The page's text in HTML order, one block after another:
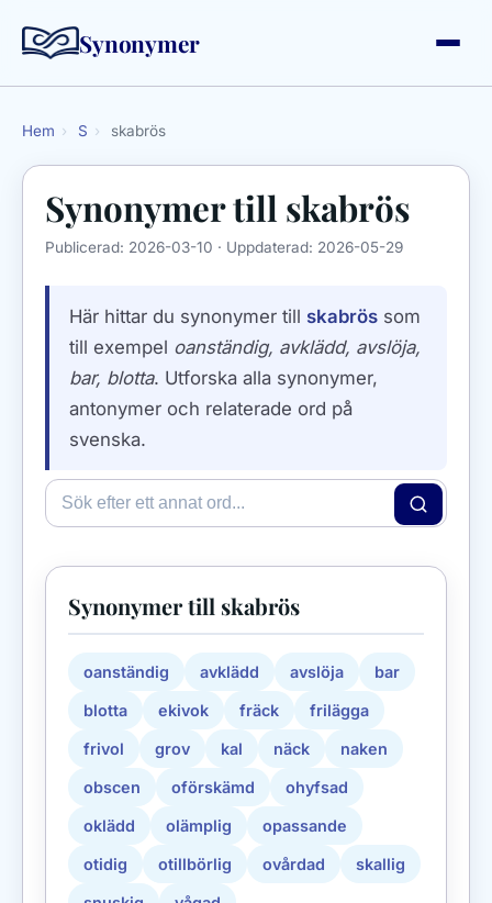
Synonymer
Hem › S › skabrös
Synonymer till skabrös
Publicerad: 2026-03-10 · Uppdaterad: 2026-05-29
Här hittar du synonymer till skabrös som
till exempel oanständig, avklädd, avslöja,
bar, blotta. Utforska alla synonymer,
antonymer och relaterade ord på
svenska.
Synonymer till skabrös
oanständig avklädd avslöja bar
blotta ekivok fräck frilägga
frivol grov kal näck naken
obscen oförskämd ohyfsad
oklädd olämplig opassande
otidig otillbörlig ovårdad skallig